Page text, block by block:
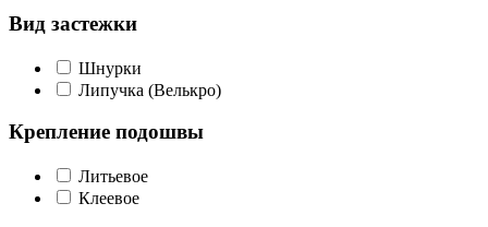
Вид застежки
Шнурки
Липучка (Велькро)
Крепление подошвы
Литьевое
Клеевое